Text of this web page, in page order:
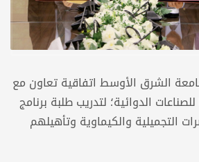
الشرق الأوسط اتفاقية تعاون مع
الدوائية؛ لتدريب طلبة برنامج
التجميلية والكيماوية وتأهيلهم